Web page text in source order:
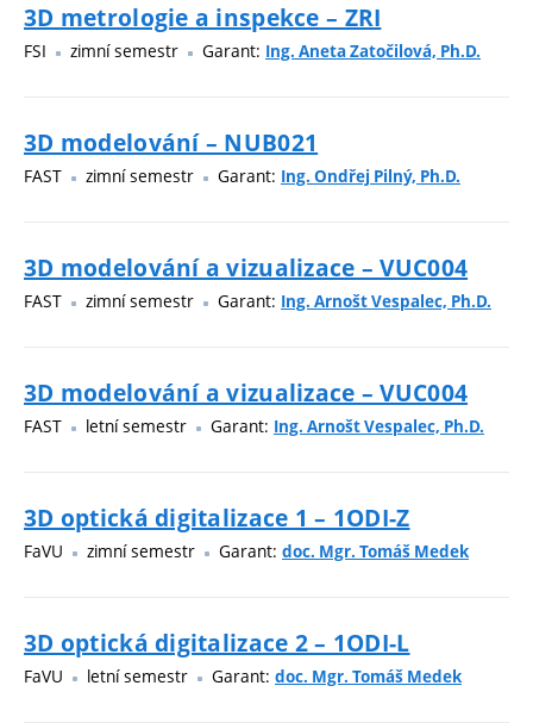
3D metrologie a inspekce – ZRI
FSI zimní semestr Garant: Ing. Aneta Zatočilová, Ph.D.
3D modelování – NUB021
FAST zimní semestr Garant: Ing. Ondřej Pilný, Ph.D.
3D modelování a vizualizace – VUC004
FAST zimní semestr Garant: Ing. Arnošt Vespalec, Ph.D.
3D modelování a vizualizace – VUC004
FAST letní semestr Garant: Ing. Arnošt Vespalec, Ph.D.
3D optická digitalizace 1 – 1ODI-Z
FaVU zimní semestr Garant: doc. Mgr. Tomáš Medek
3D optická digitalizace 2 – 1ODI-L
FaVU letní semestr Garant: doc. Mgr. Tomáš Medek